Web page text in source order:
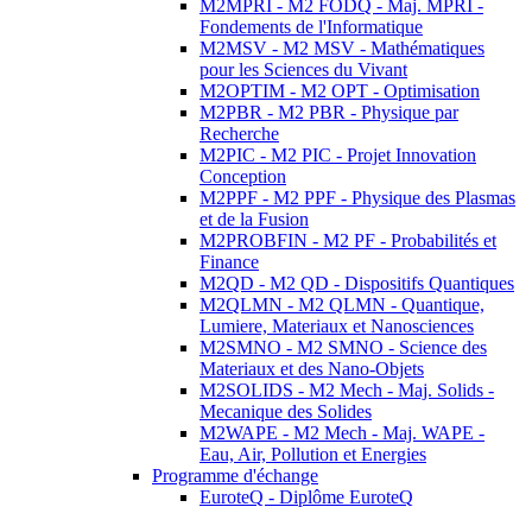
M2MPRI - M2 FODQ - Maj. MPRI -
Fondements de l'Informatique
M2MSV - M2 MSV - Mathématiques
pour les Sciences du Vivant
M2OPTIM - M2 OPT - Optimisation
M2PBR - M2 PBR - Physique par
Recherche
M2PIC - M2 PIC - Projet Innovation
Conception
M2PPF - M2 PPF - Physique des Plasmas
et de la Fusion
M2PROBFIN - M2 PF - Probabilités et
Finance
M2QD - M2 QD - Dispositifs Quantiques
M2QLMN - M2 QLMN - Quantique,
Lumiere, Materiaux et Nanosciences
M2SMNO - M2 SMNO - Science des
Materiaux et des Nano-Objets
M2SOLIDS - M2 Mech - Maj. Solids -
Mecanique des Solides
M2WAPE - M2 Mech - Maj. WAPE -
Eau, Air, Pollution et Energies
Programme d'échange
EuroteQ - Diplôme EuroteQ